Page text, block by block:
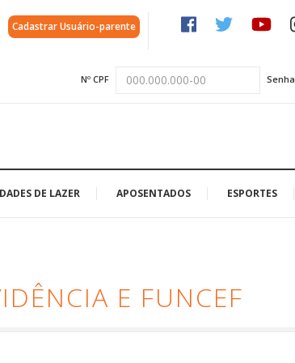
Cadastrar Usuário-parente
Nº CPF Senha
DE LAZER APOSENTADOS ESPORTES
E FUNCEF